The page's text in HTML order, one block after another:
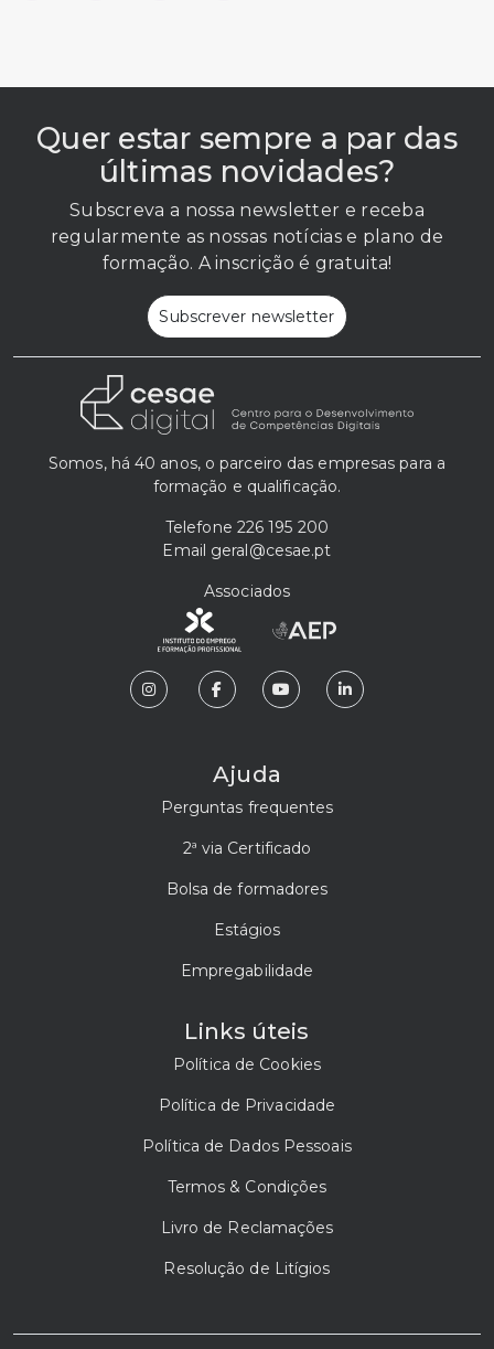
Quer estar sempre a par das
últimas novidades?
Subscreva a nossa newsletter e receba
regularmente as nossas notícias e plano de
formação. A inscrição é gratuita!
Subscrever newsletter
Somos, há 40 anos, o parceiro das empresas para a
formação e qualificação.
Telefone 226 195 200
Email geral@cesae.pt
Associados
Ajuda
Perguntas frequentes
2ª via Certificado
Bolsa de formadores
Estágios
Empregabilidade
Links úteis
Política de Cookies
Política de Privacidade
Política de Dados Pessoais
Termos & Condições
Livro de Reclamações
Resolução de Litígios